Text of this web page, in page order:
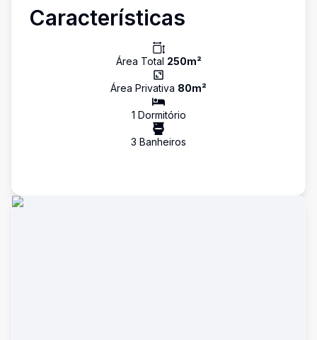
Características
Área Total 250m²
Área Privativa 80m²
1 Dormitório
3 Banheiros